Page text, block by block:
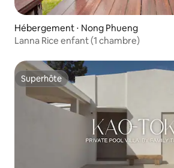
Hébergement ⋅ Nong Phueng
Lanna Rice enfant (1 chambre)
Superhôte
Superhôte